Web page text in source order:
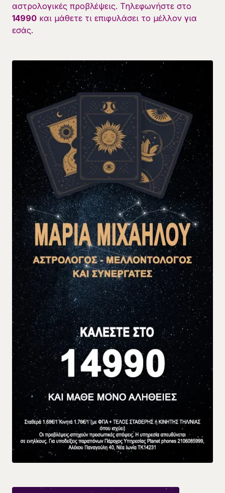
αστρολογικές προβλέψεις. Τηλεφωνήστε στο
14990 και μάθετε τι επιφυλάσει το μέλλον για
εσάς.